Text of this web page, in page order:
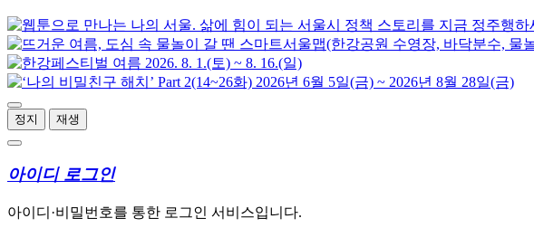
정지 재생
아이디 로그인
아이디·비밀번호를 통한 로그인 서비스입니다.